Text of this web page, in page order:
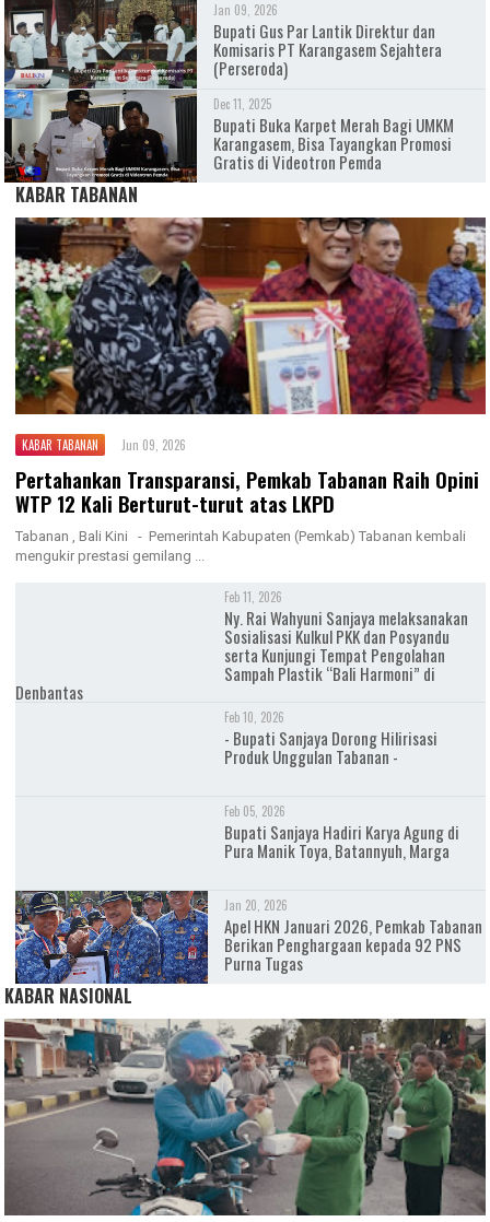
Jan 09, 2026
Bupati Gus Par Lantik Direktur dan
Komisaris PT Karangasem Sejahtera
(Perseroda)
Dec 11, 2025
Bupati Buka Karpet Merah Bagi UMKM
Karangasem, Bisa Tayangkan Promosi
Gratis di Videotron Pemda
KABAR TABANAN
KABAR TABANAN Jun 09, 2026
Pertahankan Transparansi, Pemkab Tabanan Raih Opini
WTP 12 Kali Berturut-turut atas LKPD
Tabanan , Bali Kini - Pemerintah Kabupaten (Pemkab) Tabanan kembali
mengukir prestasi gemilang ...
Feb 11, 2026
Ny. Rai Wahyuni Sanjaya melaksanakan
Sosialisasi Kulkul PKK dan Posyandu
serta Kunjungi Tempat Pengolahan
Sampah Plastik “Bali Harmoni” di
Denbantas
Feb 10, 2026
- Bupati Sanjaya Dorong Hilirisasi
Produk Unggulan Tabanan -
Feb 05, 2026
Bupati Sanjaya Hadiri Karya Agung di
Pura Manik Toya, Batannyuh, Marga
Jan 20, 2026
Apel HKN Januari 2026, Pemkab Tabanan
Berikan Penghargaan kepada 92 PNS
Purna Tugas
KABAR NASIONAL